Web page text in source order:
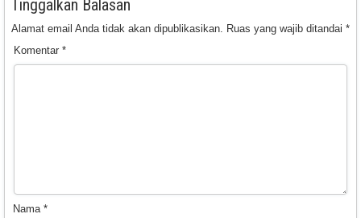
Tinggalkan Balasan
Alamat email Anda tidak akan dipublikasikan. Ruas yang wajib ditandai *
Komentar *
Nama *